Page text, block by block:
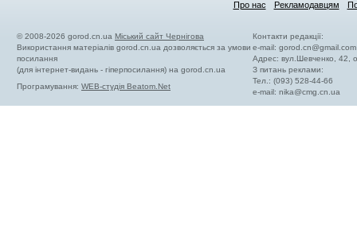
Про нас
Рекламодавцям
© 2008-2026 gorod.cn.ua Міський сайт Чернігова
Використання матеріалів gorod.cn.ua дозволяється за умови
посилання
(для інтернет-видань - гіперпосилання) на gorod.cn.ua
Програмування: WEB-студія Beatom.Net
Контакти редакції:
e-mail:gorod.cn@gmail.com
Адрес: вул.Шевченко, 42,
З питань реклами:
Тел.: (093) 528-44-66
e-mail:nika@cmg.cn.ua